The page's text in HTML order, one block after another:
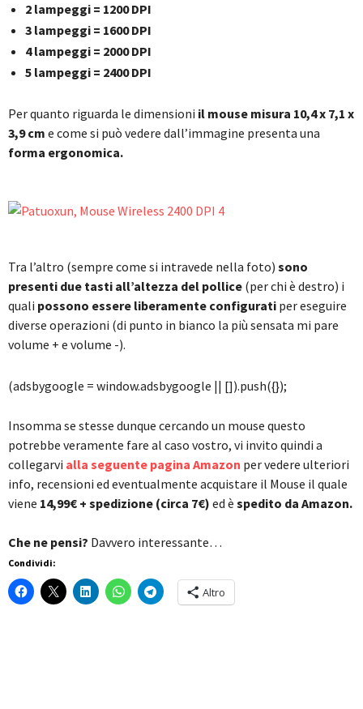
2 lampeggi = 1200 DPI
3 lampeggi = 1600 DPI
4 lampeggi = 2000 DPI
5 lampeggi = 2400 DPI
Per quanto riguarda le dimensioni il mouse misura 10,4 x 7,1 x
3,9 cm e come si può vedere dall’immagine presenta una
forma ergonomica.
Tra l’altro (sempre come si intravede nella foto) sono
presenti due tasti all’altezza del pollice (per chi è destro) i
quali possono essere liberamente configurati per eseguire
diverse operazioni (di punto in bianco la più sensata mi pare
volume + e volume -).
(adsbygoogle = window.adsbygoogle || []).push({});
Insomma se stesse dunque cercando un mouse questo
potrebbe veramente fare al caso vostro, vi invito quindi a
collegarvi alla seguente pagina Amazon per vedere ulteriori
info, recensioni ed eventualmente acquistare il Mouse il quale
viene 14,99€ + spedizione (circa 7€) ed è spedito da Amazon.
Che ne pensi? Davvero interessante…
Condividi:
Altro